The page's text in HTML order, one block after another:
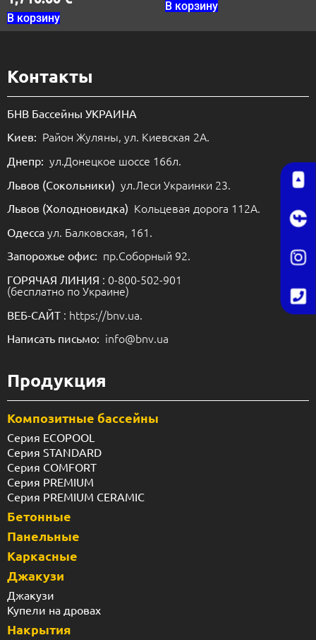
В корзину
В корзину
Контакты
БНВ Бассейны УКРАИНА
Киев: Район Жуляны, ул. Киевская 2А.
Днепр: ул.Донецкое шоссе 166л.
Львов (Сокольники) ул.Леси Украинки 23.
Львов (Холодновидка) Кольцевая дорога 112А.
Одесса ул. Балковская, 161.
Запорожье офис: пр.Соборный 92.
ГОРЯЧАЯ ЛИНИЯ : 0-800-502-901
(бесплатно по Украине)
ВЕБ-САЙТ : https://bnv.ua.
Написать письмо: info@bnv.ua
Продукция
Композитные бассейны
Серия ECOPOOL
Серия STANDARD
Серия COMFORT
Серия PREMIUM
Серия PREMIUM CERAMIC
Бетонные
Панельные
Каркасные
Джакузи
Джакузи
Купели на дровах
Накрытия